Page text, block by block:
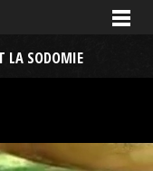
LA SODOMIE